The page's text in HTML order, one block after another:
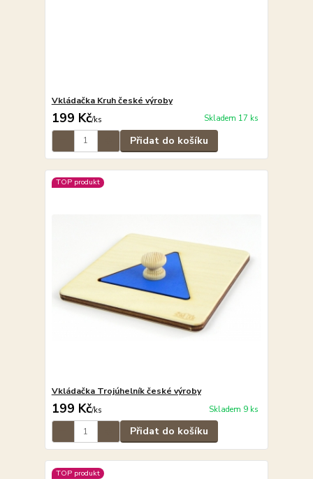
Vkládačka Kruh české výroby
199 Kč/ks Skladem 17 ks
Přidat do košíku
TOP produkt
Vkládačka Trojúhelník české výroby
199 Kč/ks Skladem 9 ks
Přidat do košíku
TOP produkt